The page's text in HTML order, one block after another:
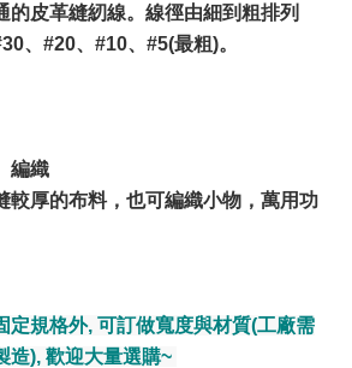
的皮革縫紉線。線徑由細到粗排列
、#20、#10、#5(最粗)。
編織
較厚的布料，也可編織小物，萬用功
定規格外, 可訂做寬度與材質(工廠需
造), 歡迎大量選購~